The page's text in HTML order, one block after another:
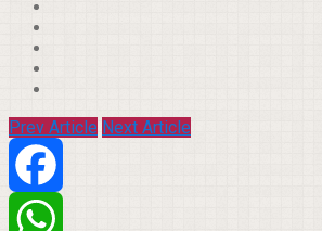
Prev Article Next Article
Facebook